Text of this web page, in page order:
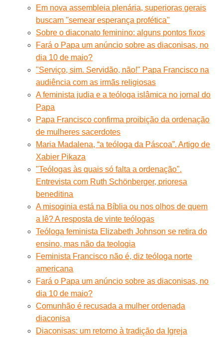
Em nova assembleia plenária, superioras gerais
buscam ''semear esperança profética''
Sobre o diaconato feminino: alguns pontos fixos
Fará o Papa um anúncio sobre as diaconisas, no
dia 10 de maio?
"Serviço, sim. Servidão, não!" Papa Francisco na
audiência com as irmãs religiosas
A feminista judia e a teóloga islâmica no jornal do
Papa
Papa Francisco confirma proibição da ordenação
de mulheres sacerdotes
Maria Madalena, “a teóloga da Páscoa”. Artigo de
Xabier Pikaza
"Teólogas às quais só falta a ordenação".
Entrevista com Ruth Schönberger, prioresa
beneditina
A misoginia está na Bíblia ou nos olhos de quem
a lê? A resposta de vinte teólogas
Teóloga feminista Elizabeth Johnson se retira do
ensino, mas não da teologia
Feminista Francisco não é, diz teóloga norte
americana
Fará o Papa um anúncio sobre as diaconisas, no
dia 10 de maio?
Comunhão é recusada a mulher ordenada
diaconisa
Diaconisas: um retorno à tradição da Igreja